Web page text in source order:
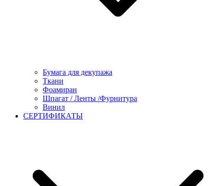
Бумага для декупажа
Ткани
Фоамиран
Шпагат / Ленты /Фурнитура
Винил
СЕРТИФИКАТЫ